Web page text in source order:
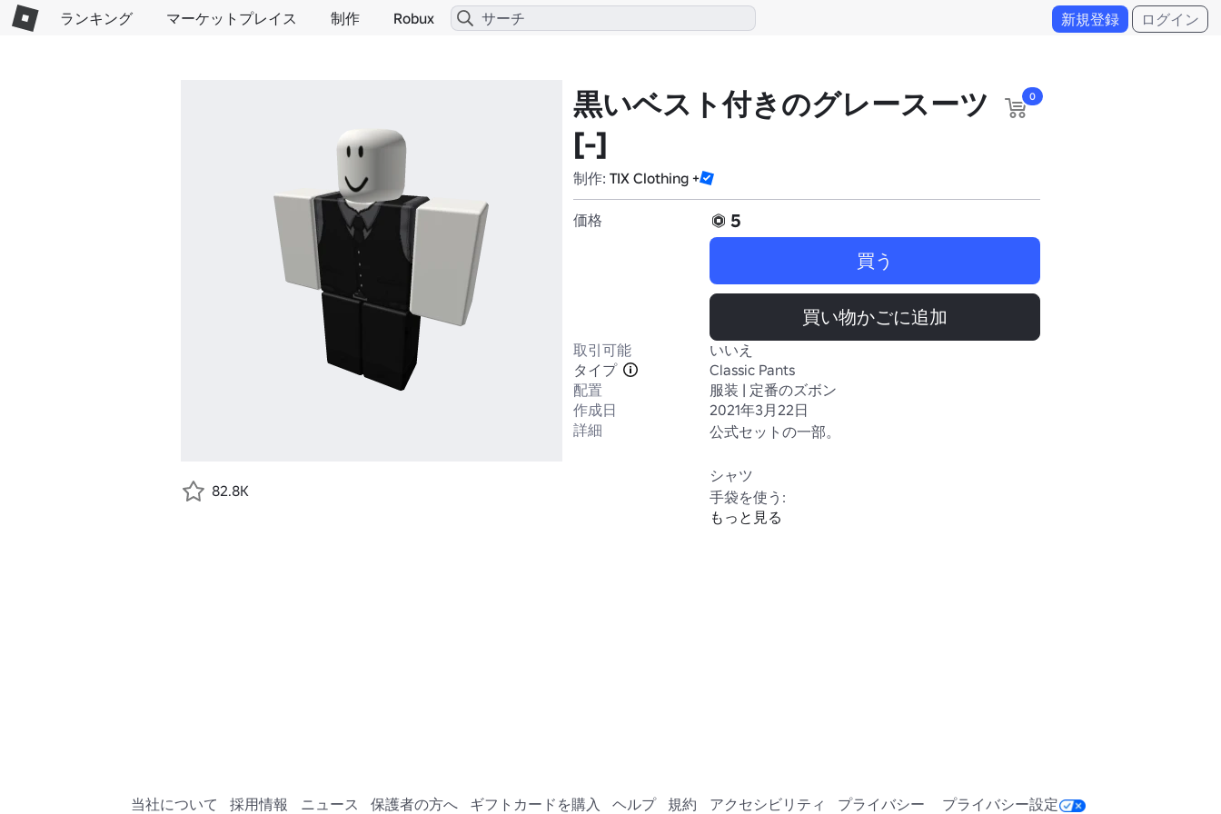
ランキング マーケットプレイス 制作 Robux 新規登録 ログイン
黒いベスト付きのグレースーツ
[-]
制作: TIX Clothing +
0
価格
5
買う
買い物かごに追加
取引可能
いいえ
タイプ
Classic Pants
配置
服装 | 定番のズボン
作成日
2021年3月22日
詳細
公式セットの一部。
シャツ
手袋を使う:
もっと見る
82.8K
当社について 採用情報 ニュース 保護者の方へ ギフトカードを購入 ヘルプ 規約 アクセシビリティ プライバシー プライバシー設定